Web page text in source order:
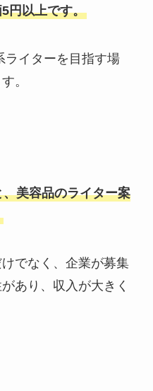
円以上です。
ライターを目指す場
。
美容品のライター案
でなく、企業が募集
あり、収入が大きく